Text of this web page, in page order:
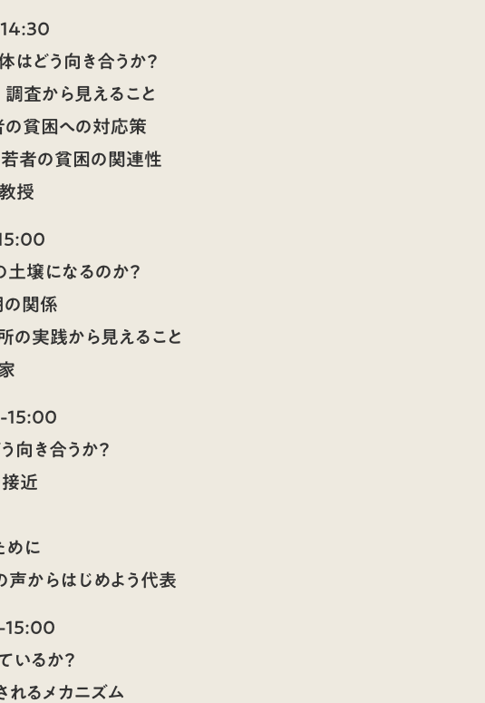
はどう向き合うか？
調査から見えること
の貧困への対応策
若者の貧困の関連性
授
壌になるのか？
関係
の実践から見えること
向き合うか？
近
に
声からはじめよう代表
るか？
るメカニズム